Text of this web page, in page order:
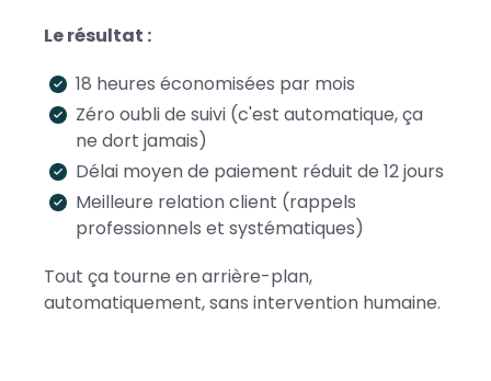
Le résultat :
18 heures économisées par mois
Zéro oubli de suivi (c'est automatique, ça
ne dort jamais)
Délai moyen de paiement réduit de 12 jours
Meilleure relation client (rappels
professionnels et systématiques)
Tout ça tourne en arrière-plan,
automatiquement, sans intervention humaine.